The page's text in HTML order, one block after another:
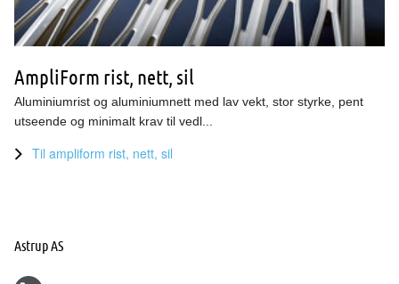
AmpliForm rist, nett, sil
Aluminiumrist og aluminiumnett med lav vekt, stor styrke, pent
utseende og minimalt krav til vedl...
Til ampliform rist, nett, sil
Astrup AS